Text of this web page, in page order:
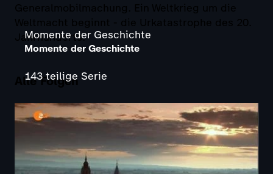
Generalmobilmachung. Ein Weltkrieg um die
Weltmacht beginnt - die Urkatastrophe des 20.
Jahrhunderts.
Alle Folgen
Momente der Geschichte
Momente der Geschichte
143 teilige Serie